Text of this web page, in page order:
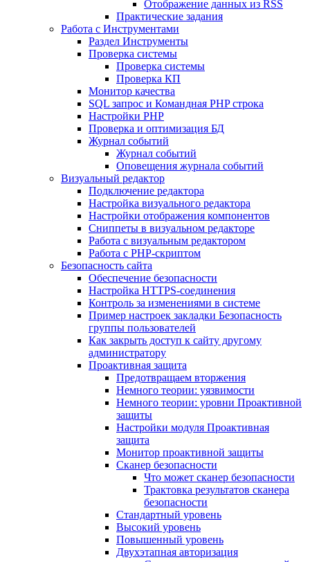
Отображение данных из RSS
Практические задания
Работа с Инструментами
Раздел Инструменты
Проверка системы
Проверка системы
Проверка КП
Монитор качества
SQL запрос и Командная PHP строка
Настройки PHP
Проверка и оптимизация БД
Журнал событий
Журнал событий
Оповещения журнала событий
Визуальный редактор
Подключение редактора
Настройка визуального редактора
Настройки отображения компонентов
Сниппеты в визуальном редакторе
Работа с визуальным редактором
Работа с PHP-скриптом
Безопасность сайта
Обеспечение безопасности
Настройка HTTPS-соединения
Контроль за изменениями в системе
Пример настроек закладки Безопасность
группы пользователей
Как закрыть доступ к сайту другому
администратору
Проактивная защита
Предотвращаем вторжения
Немного теории: уязвимости
Немного теории: уровни Проактивной
защиты
Настройки модуля Проактивная
защита
Монитор проактивной защиты
Сканер безопасности
Что может сканер безопасности
Трактовка результатов сканера
безопасности
Стандартный уровень
Высокий уровень
Повышенный уровень
Двухэтапная авторизация